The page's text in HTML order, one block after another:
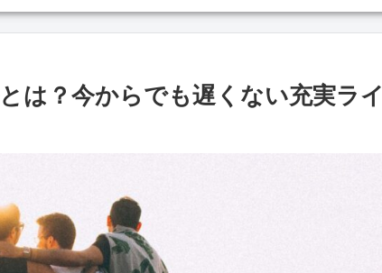
は？今からでも遅くない充実ライ